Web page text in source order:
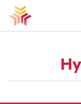
Vieritä
sisältöön
Etusivu